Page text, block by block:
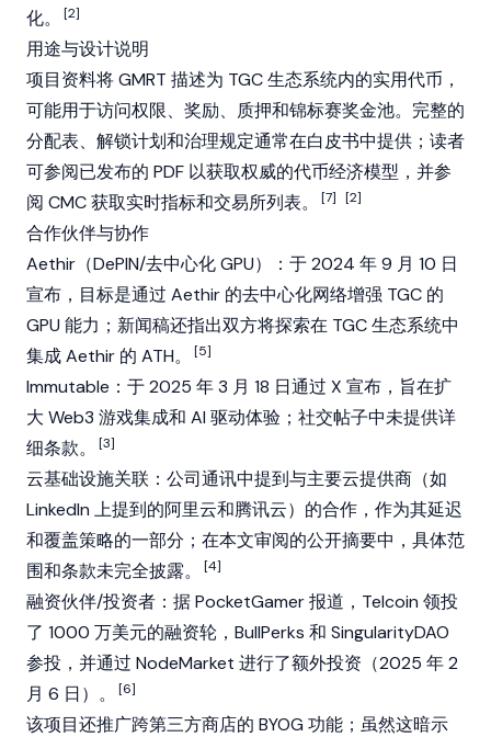
化。
[2]
用途与设计说明
项目资料将 GMRT 描述为 TGC 生态系统内的实用代币 ，
可能用于访问权限、奖励、 质押和锦标赛奖金池。完整的
分配表、解锁计划和治理规定通常在白皮书中提供；读者
可参阅已发布的 PDF 以获取权威的代币经济模型，并参
阅 CMC 获取实时指标和交易所列表。
[7] [2]
合作伙伴与协作
Aethir （DePIN/去中心化 GPU）：于 2024 年 9 月 10 日
宣布，目标是通过 Aethir 的去中心化网络增强 TGC 的
GPU 能力；新闻稿还指出双方将探索在 TGC 生态系统中
集成 Aethir 的 ATH。
[5]
Immutable：于 2025 年 3 月 18 日通过 X 宣布，旨在扩
大 Web3 游戏集成和 AI 驱动体验；社交帖子中未提供详
细条款。
[3]
云基础设施关联：公司通讯中提到与主要云提供商（如
LinkedIn 上提到的阿里云和腾讯云）的合作，作为其延迟
和覆盖策略的一部分；在本文审阅的公开摘要中，具体范
围和条款未完全披露。
[4]
融资伙伴/投资者：据 PocketGamer 报道， Telcoin 领投
了 1000 万美元的融资轮，BullPerks 和 SingularityDAO
参投，并通过 NodeMarket 进行了额外投资（2025 年 2
月 6 日）。
[6]
该项目还推广跨第三方商店的 BYOG 功能；虽然这暗示